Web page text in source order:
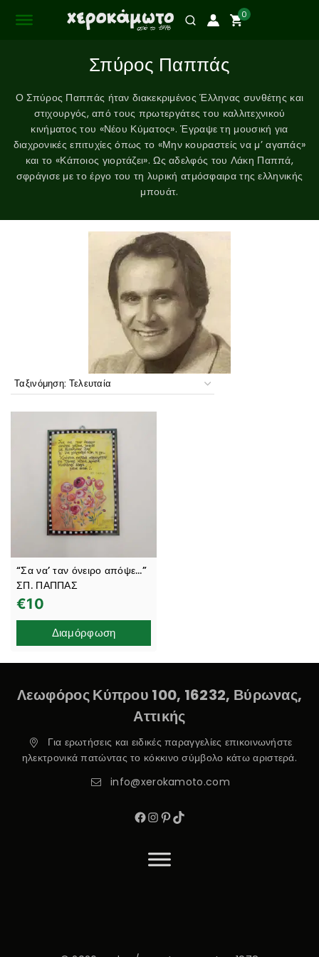
0
Σπύρος Παππάς
Ο Σπύρος Παππάς ήταν διακεκριμένος Έλληνας συνθέτης και
στιχουργός, από τους πρωτεργάτες του καλλιτεχνικού
κινήματος του «Νέου Κύματος». Έγραψε τη μουσική για
διαχρονικές επιτυχίες όπως το «Μην κουραστείς να μ’ αγαπάς»
και το «Κάποιος γιορτάζει». Ως αδελφός του Λάκη Παππά,
σφράγισε με το έργο του τη λυρική ατμόσφαιρα της ελληνικής
μπουάτ.
“Σα να’ ταν όνειρο απόψε…”
ΣΠ. ΠΑΠΠΑΣ
€10
Διαμόρφωση
Λεωφόρος Κύπρου 100, 16232, Βύρωνας,
Αττικής
Για ερωτήσεις και ειδικές παραγγελίες επικοινωνήστε
ηλεκτρονικά πατώντας το κόκκινο σύμβολο κάτω αριστερά.
info@xerokamoto.com